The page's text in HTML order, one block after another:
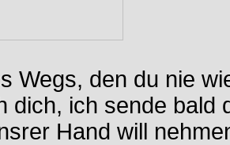
Wegs, den du nie
dich, ich sende bald
Hand will